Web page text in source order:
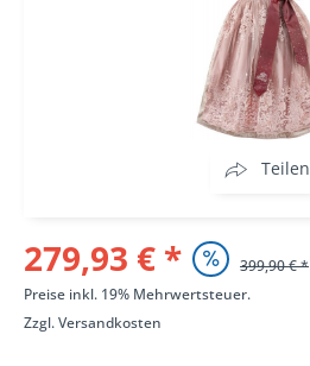
Teilen
279,93 € * 399,90 € *
Preise inkl. 19% Mehrwertsteuer.
Zzgl.Versandkosten